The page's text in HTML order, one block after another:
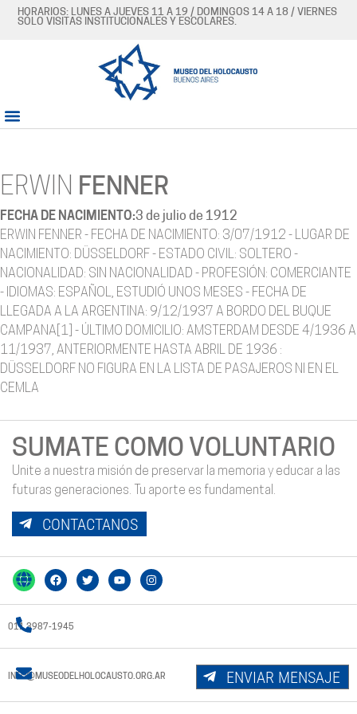
HORARIOS: LUNES A JUEVES 11 A 19 / DOMINGOS 14 A 18 / VIERNES
SÓLO VISITAS INSTITUCIONALES Y ESCOLARES.
ERWIN FENNER
FECHA DE NACIMIENTO:3 de julio de 1912
ERWIN FENNER - FECHA DE NACIMIENTO: 3/07/1912 - LUGAR DE
NACIMIENTO: DÜSSELDORF - ESTADO CIVIL: SOLTERO -
NACIONALIDAD: SIN NACIONALIDAD - PROFESIÓN: COMERCIANTE
- IDIOMAS: ESPAÑOL, ESTUDIÓ UNOS MESES - FECHA DE
LLEGADA A LA ARGENTINA: 9/12/1937 A BORDO DEL BUQUE
CAMPANA[1] - ÚLTIMO DOMICILIO: AMSTERDAM DESDE 4/1936 A
11/1937, ANTERIORMENTE HASTA ABRIL DE 1936 :
DÜSSELDORF NO FIGURA EN LA LISTA DE PASAJEROS NI EN EL
CEMLA
SUMATE COMO VOLUNTARIO
Unite a nuestra misión de preservar la memoria y educar a las
futuras generaciones. Tu aporte es fundamental.
CONTACTANOS
011 3987-1945
INFO@MUSEODELHOLOCAUSTO.ORG.AR ENVIAR MENSAJE